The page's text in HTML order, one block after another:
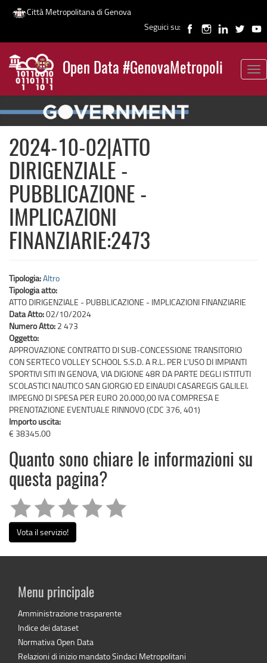
Salta
contenuto
principale
Città Metropolitana di Genova
Seguici su:
Open Data #GenovaMetropoli
News
2024-10-02|ATTO
DIRIGENZIALE -
PUBBLICAZIONE -
IMPLICAZIONI
FINANZIARIE:2473
Tipologia:Altro
Tipologia atto:
ATTO DIRIGENZIALE - PUBBLICAZIONE - IMPLICAZIONI FINANZIARIE
Data Atto:02/10/2024
Numero Atto: 2 473
Oggetto:
APPROVAZIONE CONTRATTO DI SUB-CONCESSIONE TRANSITORIO
CON SERTECO VOLLEY SCHOOL S.S.D. A R.L. PER L'USO DI IMPIANTI
SPORTIVI SITI IN GENOVA, VIA DIGIONE 48R DA PARTE DEGLI ISTITUTI
SCOLASTICI NAUTICO SAN GIORGIO ED EINAUDI CASAREGIS GALILEI.
IMPEGNO DI SPESA PER EURO 20.000,00 IVA COMPRESA E
PRENOTAZIONE EVENTUALE RINNOVO (CDC 376, 401)
Importo uscita:
€ 38345.00
Quanto sono chiare le informazioni su
questa pagina?
Vota il servizio!
Menu principale
Amministrazione trasparente
Indice dei dataset
Normativa Open Data
Relazioni di inizio mandato Sindaci Metropolitani